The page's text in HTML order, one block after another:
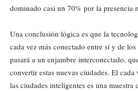
dominado casi un 70% por la presencia
Una conclusión lógica es que la
cada vez más conectado entre sí y de
pasará a un enjambre interconectado,
convertir estas nuevas ciudades. El
las ciudades inteligentes es una muestra